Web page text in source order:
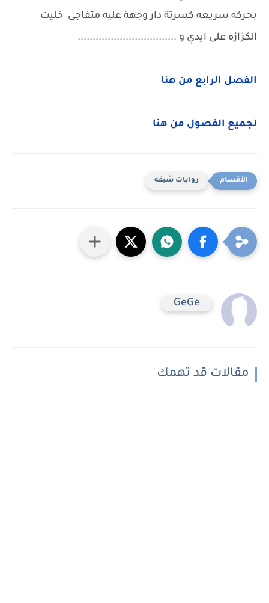
بحركه سريعه كسرتة دار وجهة عليه متفاجئ خليت
الكزازه على ايدي و .................................
الفصل الرابع من هنا
لجميع الفصول من هنا
روايات شيقه
GeGe
مقالات قد تهمك